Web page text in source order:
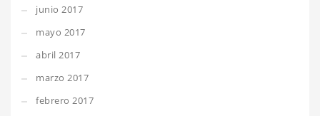
junio 2017
mayo 2017
abril 2017
marzo 2017
febrero 2017